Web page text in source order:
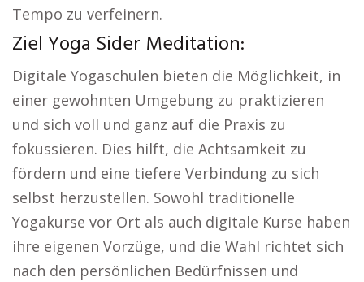
Tempo zu verfeinern.
Ziel Yoga Sider Meditation:
Digitale Yogaschulen bieten die Möglichkeit, in
einer gewohnten Umgebung zu praktizieren
und sich voll und ganz auf die Praxis zu
fokussieren. Dies hilft, die Achtsamkeit zu
fördern und eine tiefere Verbindung zu sich
selbst herzustellen. Sowohl traditionelle
Yogakurse vor Ort als auch digitale Kurse haben
ihre eigenen Vorzüge, und die Wahl richtet sich
nach den persönlichen Bedürfnissen und